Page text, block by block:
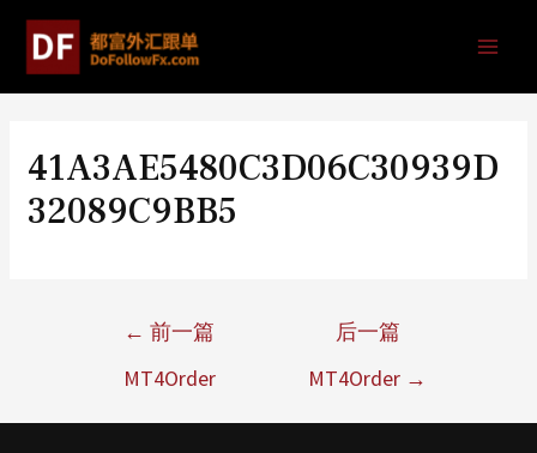
41A3AE5480C3D06C30939D
32089C9BB5
← 前一篇
MT4Order
后一篇
MT4Order →